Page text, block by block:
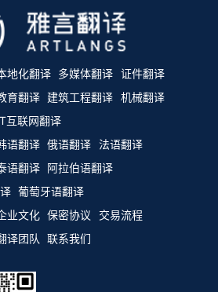
地化翻译 多媒体翻译 证件翻译
育翻译 建筑工程翻译 机械翻译
互联网翻译
语翻译 俄语翻译
法语翻译
语翻译 阿拉伯语翻译
葡萄牙语翻译
业文化 保密协议
交易流程
译团队
联系我们